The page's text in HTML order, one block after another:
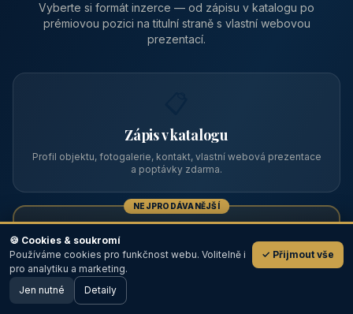
Vyberte si formát inzerce — od zápisu v katalogu po
prémiovou pozici na titulní straně s vlastní webovou
prezentací.
Zápis v katalogu
Profil objektu, fotogalerie, kontakt, vlastní webová prezentace
a poptávky zdarma.
NEJPRODÁVANĚJŠÍ
Prémiový partner
TOP pozice na titulce, přednost ve výpisech, zlatý odznak a
💬
🖥️ Desktop verze
🍪 Cookies & soukromí
Používáme cookies pro funkčnost webu. Volitelně i
pro analytiku a marketing.
✓ Přijmout vše
Jen nutné Detaily